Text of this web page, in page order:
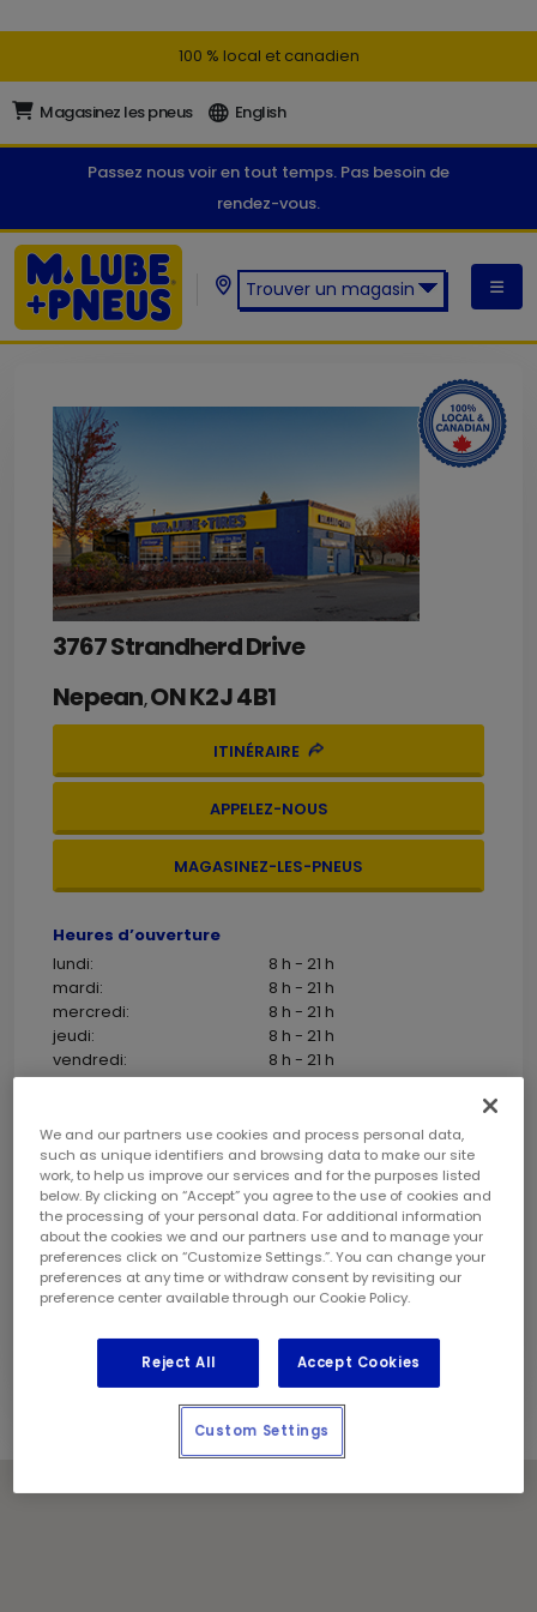
100 % local et canadien
Magasinez les pneus English
Passez nous voir en tout temps. Pas besoin de
rendez-vous.
Trouver un magasin
3767 Strandherd Drive
Nepean,ONK2J 4B1
ITINÉRAIRE
APPELEZ-NOUS
MAGASINEZ-LES-PNEUS
Heures d’ouverture
lundi:
8 h - 21 h
mardi:
8 h - 21 h
mercredi:
8 h - 21 h
jeudi:
8 h - 21 h
vendredi:
8 h - 21 h
samedi:
8 h - 17 h
Coordonnées
Téléphone:
(343) 303 0280
Gérant de magasin:
Duncan Zych
Géré et exploité localement par :
F & K Trudel Enterprises Inc.
Jours fériés
Communiquez avec le centre pour les heures de
service.
We and our partners use cookies and process personal data,
such as unique identifiers and browsing data to make our site
work, to help us improve our services and for the purposes listed
below. By clicking on “Accept” you agree to the use of cookies and
the processing of your personal data. For additional information
about the cookies we and our partners use and to manage your
preferences click on “Customize Settings.”. You can change your
preferences at any time or withdraw consent by revisiting our
preference center available through our Cookie Policy.
Reject All Accept Cookies
Custom Settings